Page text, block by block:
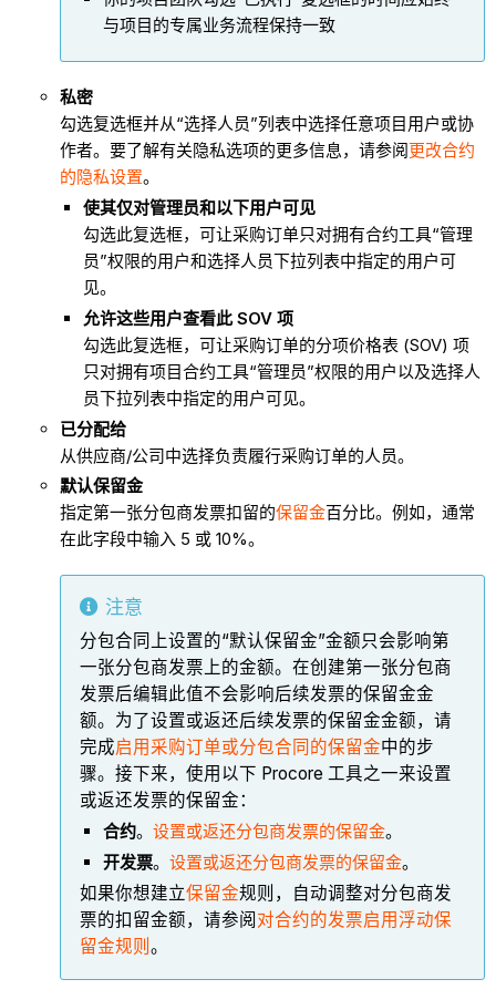
与项目的专属业务流程保持一致
私密
勾选复选框并从“选择人员”列表中选择任意项目用户或协
作者。要了解有关隐私选项的更多信息，请参阅更改合约
的隐私设置。
使其仅对管理员和以下用户可见
勾选此复选框，可让采购订单只对拥有合约工具“管理
员”权限的用户和选择人员下拉列表中指定的用户可
见。
允许这些用户查看此 SOV 项
勾选此复选框，可让采购订单的分项价格表 (SOV) 项
只对拥有项目合约工具“管理员”权限的用户以及选择人
员下拉列表中指定的用户可见。
已分配给
从供应商/公司中选择负责履行采购订单的人员。
默认保留金
指定第一张分包商发票扣留的保留金百分比。例如，通常
在此字段中输入 5 或 10%。
注意
分包合同上设置的“默认保留金”金额只会影响第
一张分包商发票上的金额。在创建第一张分包商
发票后编辑此值不会影响后续发票的保留金金
额。为了设置或返还后续发票的保留金金额，请
完成启用采购订单或分包合同的保留金中的步
骤。接下来，使用以下 Procore 工具之一来设置
或返还发票的保留金：
合约。 设置或返还分包商发票的保留金。
开发票。 设置或返还分包商发票的保留金。
如果你想建立保留金规则，自动调整对分包商发
票的扣留金额，请参阅 对合约的发票启用浮动保
留金规则 。